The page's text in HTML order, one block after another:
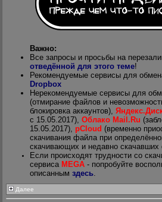
Важно:
Все запросы и просьбы на
отведённой для этого теме!
Рекомендуемые сервисы для
Dropbox
Нерекомендуемые сервисы для
(отмирание файлов и
блокировка аккаунтов),
с 15.05.2017), Облако Mail.Ru
15.05.2017), pCloud (временно
скачивания файла при
скачивающих и недавно скачавших
Если происходят трудности со
сервиса MEGA - попробуйте
описанным здесь.
Далее